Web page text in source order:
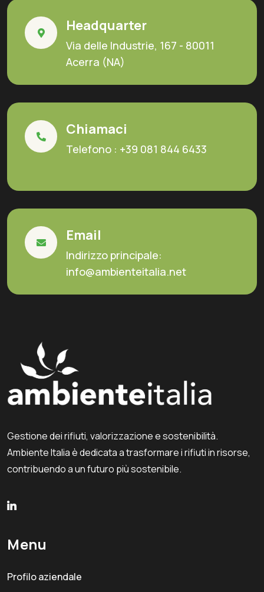
Headquarter
Via delle Industrie, 167 - 80011
Acerra (NA)
Chiamaci
Telefono : +39 081 844 6433
Email
Indirizzo principale:
info@ambienteitalia.net
Gestione dei rifiuti, valorizzazione e sostenibilità.
Ambiente Italia è dedicata a trasformare i rifiuti in risorse,
contribuendo a un futuro più sostenibile.
Menu
Profilo aziendale